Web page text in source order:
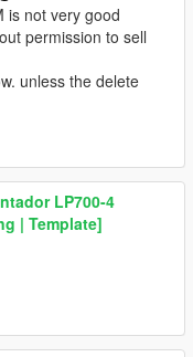
is not very good
permission to sell
unless the delete
LP700-4
| Template]